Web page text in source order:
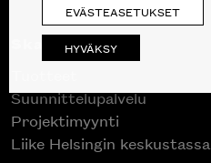
Skanno
Suunnittelupalvelu
Projektimyynti
Liike Helsingin keskustassa
EVÄSTEASETUKSET
HYVÄKSY